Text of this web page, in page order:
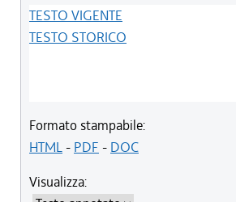
TESTO VIGENTE
TESTO STORICO
Formato stampabile:
HTML- PDF - DOC
Visualizza: